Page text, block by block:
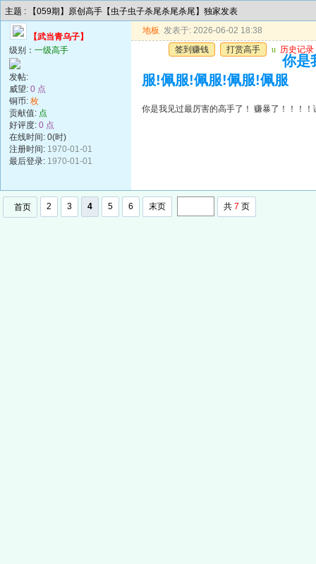
主题 : 【059期】原创高手【虫子虫子杀尾杀尾杀尾】独家发表
【武当青乌子】
级别： 一级高手
发帖:
威望: 0 点
铜币: 枚
贡献值: 点
好评度: 0 点
在线时间: 0(时)
注册时间: 1970-01-01
最后登录: 1970-01-01
地板 发表于: 2026-06-02 18:38
签到赚钱
打赏高手 u 历史记录
你是
服!佩服!佩服!佩服!佩服
你是我见过最厉害的高手了！ 赚暴了！！！
首页 2 3 4 5 6 末页 共 7 页